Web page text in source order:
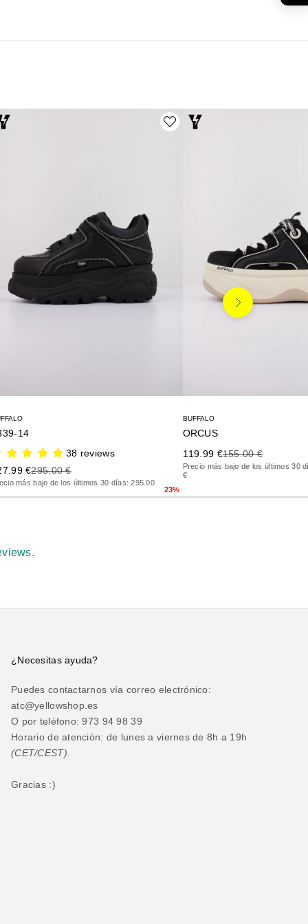
14
38 reviews
de oferta
€Precio anterior
295.00 €
más bajo de los últimos 30 días: 295.00
23%
BUFFALO
ORCUS
Precio de oferta
119.99 €Precio anterior
155.00 €
Precio más bajo de los últimos 30
€
Siguiente
¿Necesitas ayuda?
Puedes contactarnos vía correo electrónico:
atc@yellowshop.es
O por teléfono: 973 94 98 39
Horario de atención: de lunes a viernes de 8h a 19h
(CET/CEST).
Gracias :)